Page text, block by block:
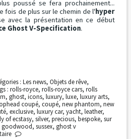
poussé se fera prochainement...
fois de plus sur le chemin de l'hyper
avec la présentation en ce début
Ghost V-Specification.
: Les news, Objets de rêve,
:rolls-royce,rolls-royce cars,rolls
, ghost, icons, luxury, luxe, luxury arts,
coupé, coupé, new phantom, new
, exclusive, luxury car, yacht, leather,
of ecstasy, silver, precious, bespoke, sur
goodwood, sussex, ghost v